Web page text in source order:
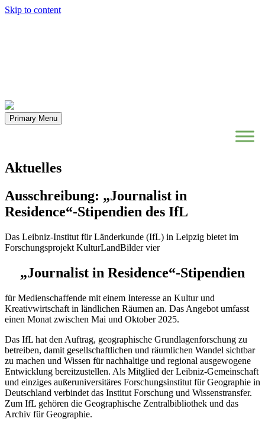
Skip to content
Primary Menu
Aktuelles
Ausschreibung: „Journalist in
Residence“-Stipendien des IfL
Das Leibniz-Institut für Länderkunde (IfL) in Leipzig bietet im
Forschungsprojekt KulturLandBilder vier
„Journalist in Residence“-Stipendien
für Medienschaffende mit einem Interesse an Kultur und
Kreativwirtschaft in ländlichen Räumen an. Das Angebot umfasst
einen Monat zwischen Mai und Oktober 2025.
Das IfL hat den Auftrag, geographische Grundlagenforschung zu
betreiben, damit gesellschaftlichen und räumlichen Wandel sichtbar
zu machen und Wissen für nachhaltige und regional ausgewogene
Entwicklung bereitzustellen. Als Mitglied der Leibniz-Gemeinschaft
und einziges außeruniversitäres Forschungsinstitut für Geographie in
Deutschland verbindet das Institut Forschung und Wissenstransfer.
Zum IfL gehören die Geographische Zentralbibliothek und das
Archiv für Geographie.